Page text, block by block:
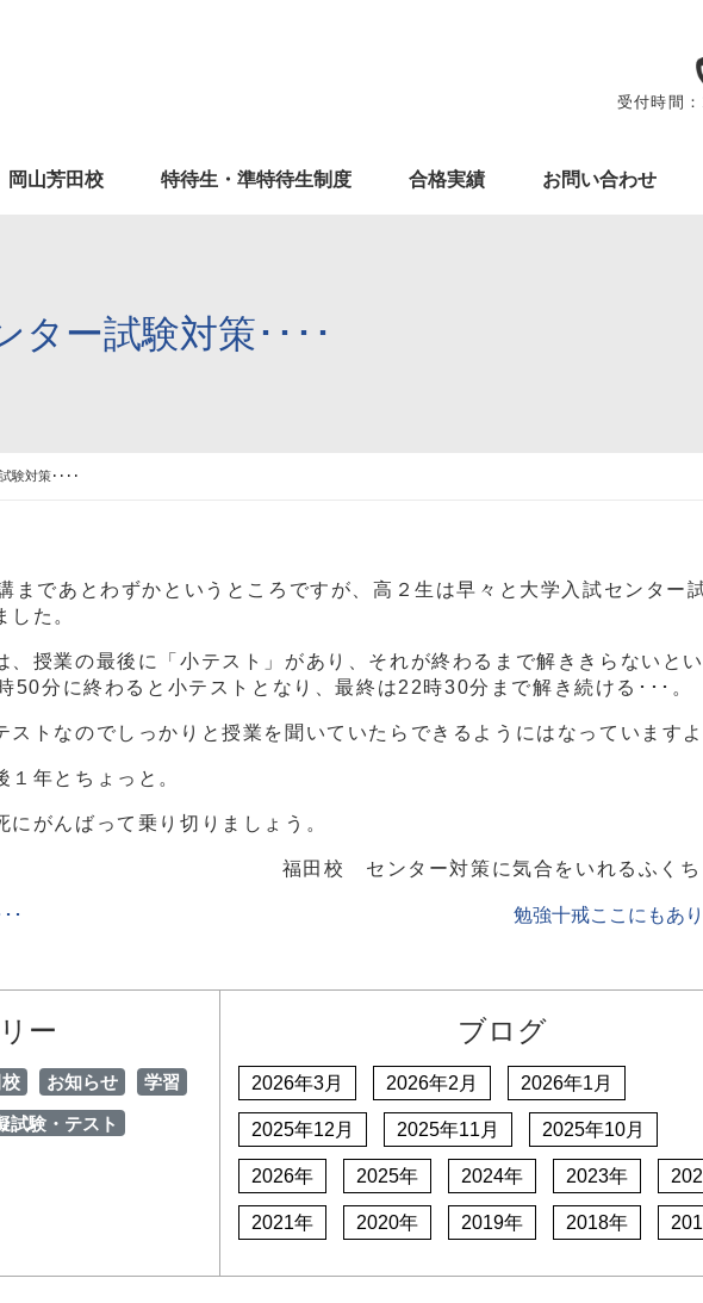
受付時間
岡山芳田校 特待生・準特待生制度 合格実績 お問い合わせ
ター試験対策････
験対策････
まであとわずかというところですが、高２生は早々と大学入試センター
た。
授業の最後に「小テスト」があり、それが終わるまで解ききらないと
50分に終わると小テストとなり、最終は22時30分まで解き続ける･･･。
トなのでしっかりと授業を聞いていたらできるようにはなっていますよ
年とちょっと。
がんばって乗り切りましょう。
福田校 センター対策に気合をいれるふくち
･ 勉強十戒ここにもあり
ー
お知らせ 学習
試験・テスト
ブログ
2026年3月 2026年2月 2026年1月
2025年12月 2025年11月 2025年10月
2026年 2025年 2024年 2023年
2021年 2020年 2019年 2018年